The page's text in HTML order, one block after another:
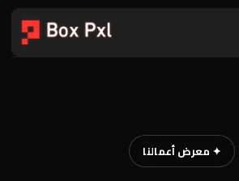
✦ معرض أعمالنا